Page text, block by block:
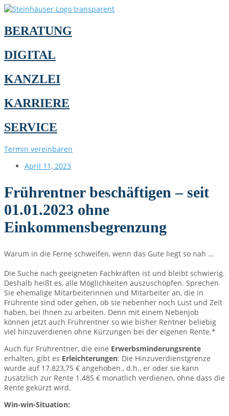
BERATUNG
DIGITAL
KANZLEI
KARRIERE
SERVICE
Termin vereinbaren
April 11, 2023
Frührentner beschäftigen – seit
01.01.2023 ohne
Einkommensbegrenzung
Warum in die Ferne schweifen, wenn das Gute liegt so nah …
Die Suche nach geeigneten Fachkräften ist und bleibt schwierig.
Deshalb heißt es, alle Möglichkeiten auszuschöpfen. Sprechen
Sie ehemalige Mitarbeiterinnen und Mitarbeiter an, die in
Frührente sind oder gehen, ob sie nebenher noch Lust und Zeit
haben, bei Ihnen zu arbeiten. Denn mit einem Nebenjob
können jetzt auch Frührentner so wie bisher Rentner beliebig
viel hinzuverdienen ohne Kürzungen bei der eigenen Rente.*
Auch für Frührentner, die eine Erwerbsminderungsrente
erhalten, gibt es Erleichterungen: Die Hinzuverdienstgrenze
wurde auf 17.823,75 € angehoben., d.h., er oder sie kann
zusätzlich zur Rente 1.485 € monatlich verdienen, ohne dass die
Rente gekürzt wird.
Win-win-Situation: